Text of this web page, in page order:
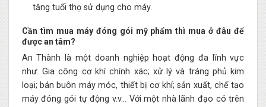
tăng tuổi thọ sử dụng cho máy.
Cần tìm mua máy đóng gói mỹ phẩm thì mua ở đâu để
được an tâm?
An Thành là một doanh nghiệp hoạt động đa lĩnh vực
như: Gia công cơ khí chính xác; xử lý và tráng phủ kim
loại; bán buôn máy móc, thiết bị cơ khí; sản xuất, chế tạo
máy đóng gói tự động v.v… Với một nhà lãnh đạo có trên